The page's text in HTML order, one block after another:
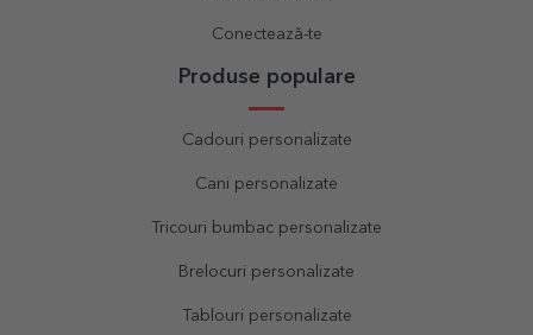
Conectează-te
Produse populare
Cadouri personalizate
Cani personalizate
Tricouri bumbac personalizate
Brelocuri personalizate
Tablouri personalizate